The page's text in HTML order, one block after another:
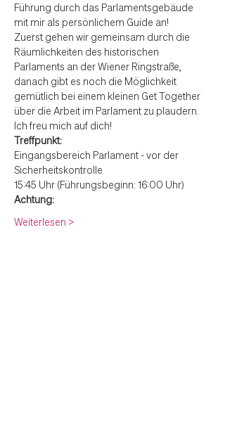
Führung durch das Parlamentsgebäude
mit mir als persönlichem Guide an!
Zuerst gehen wir gemeinsam durch die
Räumlichkeiten des historischen
Parlaments an der Wiener Ringstraße,
danach gibt es noch die Möglichkeit
gemütlich bei einem kleinen Get Together
über die Arbeit im Parlament zu plaudern.
Ich freu mich auf dich!
Treffpunkt:
Eingangsbereich Parlament - vor der
Sicherheitskontrolle
15:45 Uhr (Führungsbeginn: 16:00 Uhr)
Achtung:
Weiterlesen >